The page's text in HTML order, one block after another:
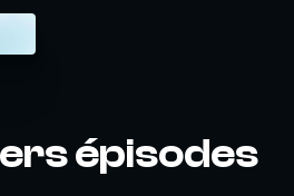
épisodes